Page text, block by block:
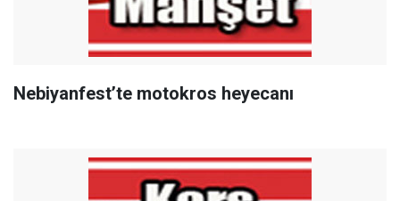
Nebiyanfest’te motokros heyecanı